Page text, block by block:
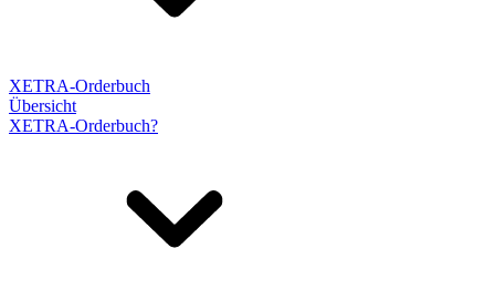
XETRA-Orderbuch
Übersicht
XETRA-Orderbuch?